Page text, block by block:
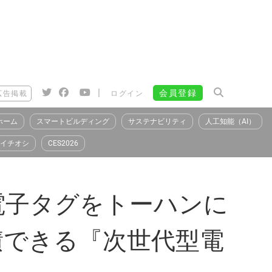
告掲載 | ログイン 会員登録
ーム スマートビルディング サステナビリティ 人工知能（AI）
イチオシ CES2026
タグをトーハンに
きる『次世代型電